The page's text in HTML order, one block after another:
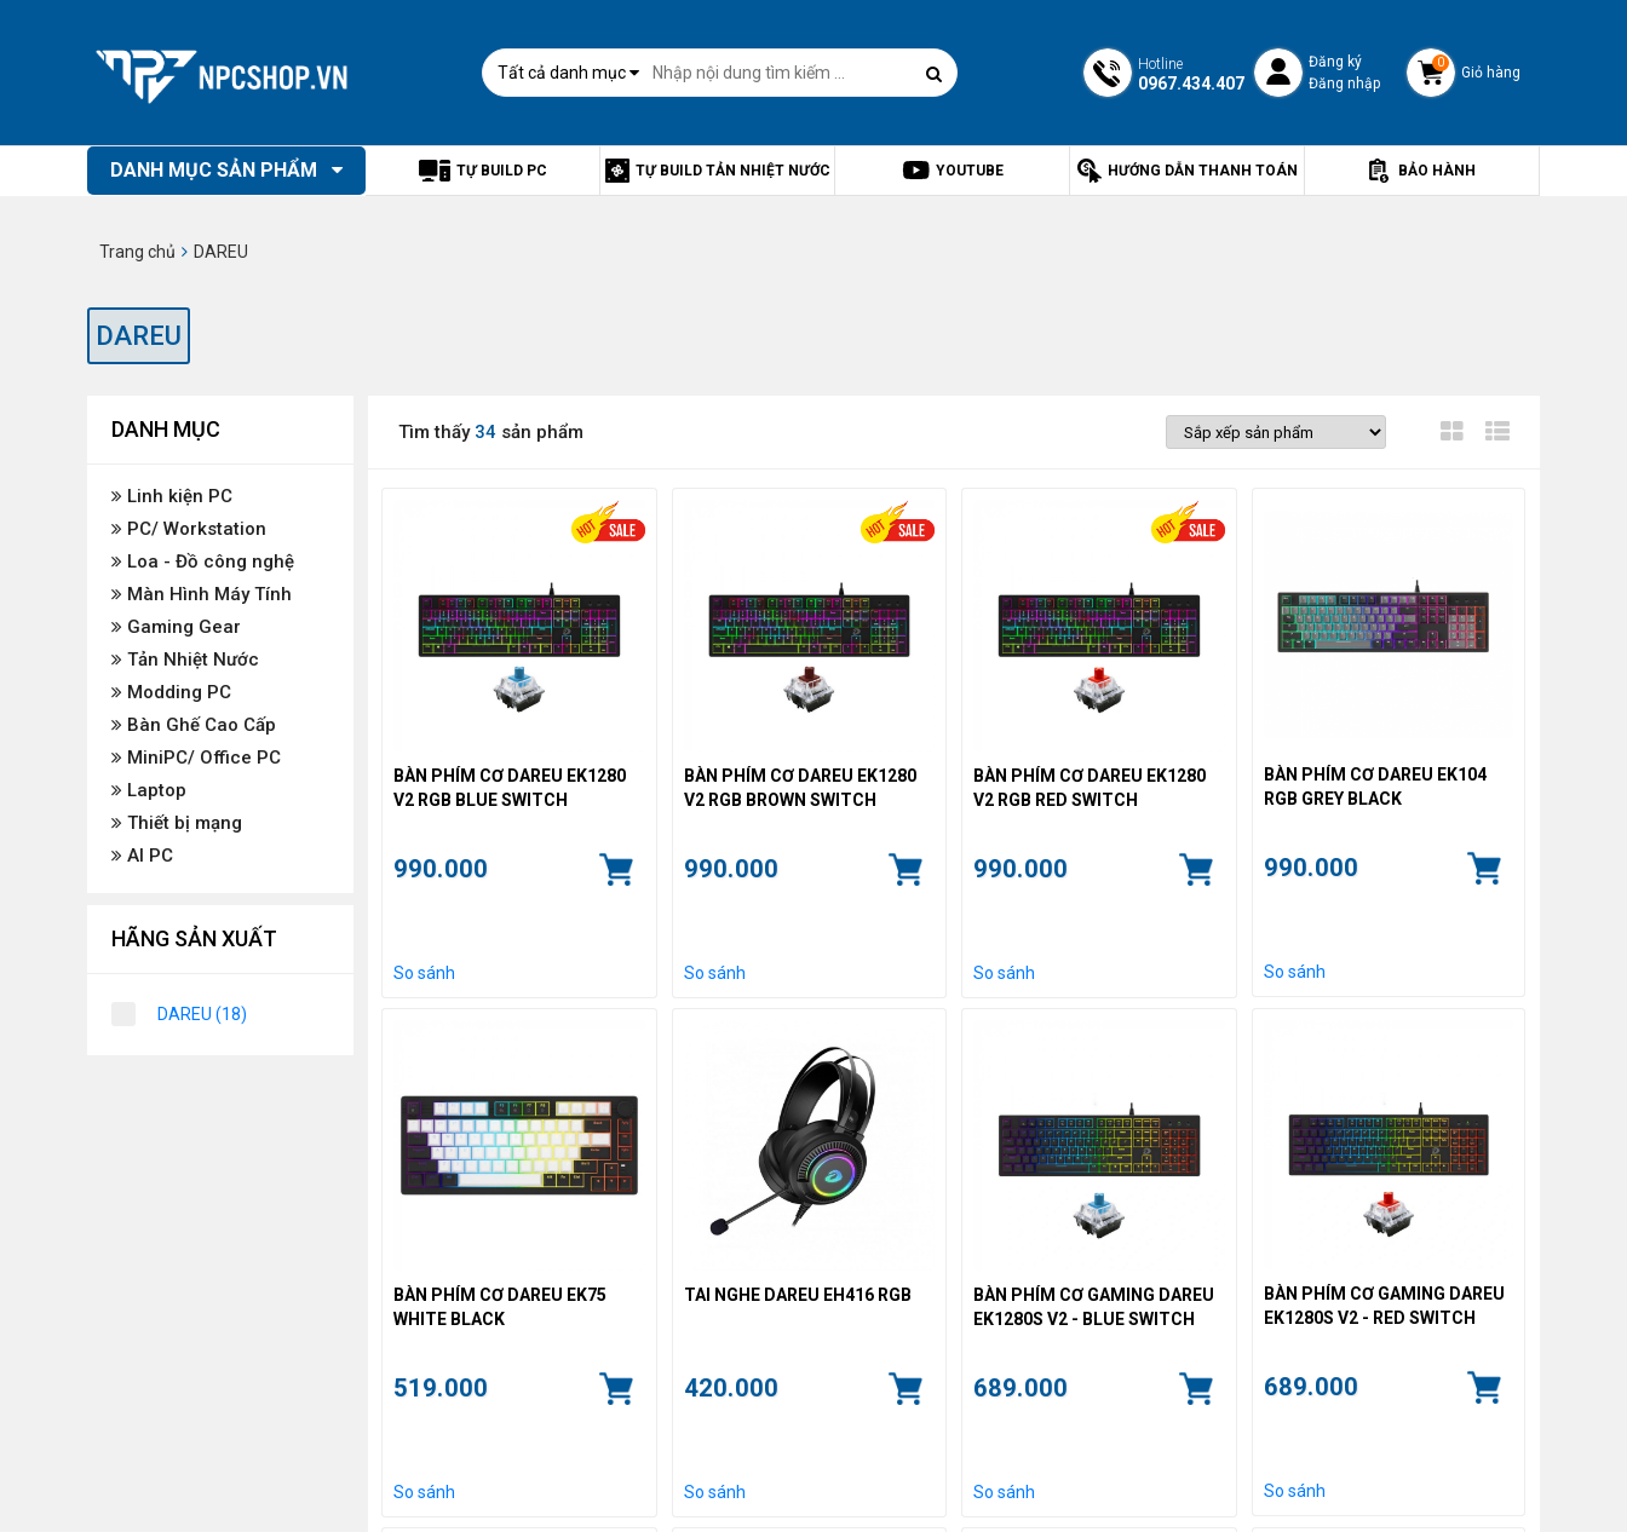
Tất cả danh mục Hotline
0967.434.407
Đăng ký
Đăng nhập
0
Giỏ hàng
DANH MỤC SẢN PHẨM TỰ BUILD PC TỰ BUILD TẢN NHIỆT NƯỚC YOUTUBE HƯỚNG DẪN THANH TOÁN BẢO HÀNH
Trang chủ DAREU
DAREU
DANH MỤC
Linh kiện PC
PC/ Workstation
Loa - Đồ công nghệ
Màn Hình Máy Tính
Gaming Gear
Tản Nhiệt Nước
Modding PC
Bàn Ghế Cao Cấp
MiniPC/ Office PC
Laptop
Thiết bị mạng
AI PC
HÃNG SẢN XUẤT
DAREU (18)
Tìm thấy 34 sản phẩm
BÀN PHÍM CƠ DAREU EK1280
V2 RGB BLUE SWITCH
990.000
So sánh
BÀN PHÍM CƠ DAREU EK1280
V2 RGB BROWN SWITCH
990.000
So sánh
BÀN PHÍM CƠ DAREU EK1280
V2 RGB RED SWITCH
990.000
So sánh
BÀN PHÍM CƠ DAREU EK104
RGB GREY BLACK
990.000
So sánh
BÀN PHÍM CƠ DAREU EK75
WHITE BLACK
519.000
So sánh
TAI NGHE DAREU EH416 RGB
420.000
So sánh
BÀN PHÍM CƠ GAMING DAREU
EK1280S V2 - BLUE SWITCH
689.000
So sánh
BÀN PHÍM CƠ GAMING DAREU
EK1280S V2 - RED SWITCH
689.000
So sánh